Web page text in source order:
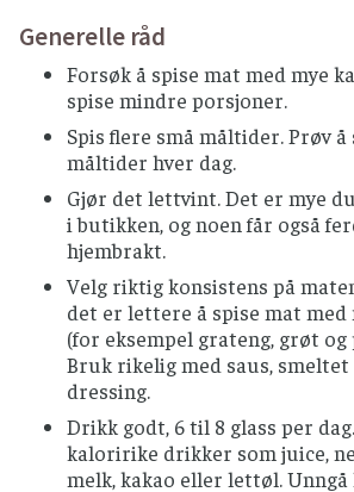
Generelle råd
Forsøk å spise mat med mye
spise mindre porsjoner.
Spis flere små måltider. Prøv
måltider hver dag.
Gjør det lettvint. Det er mye
i butikken, og noen får også
hjembrakt.
Velg riktig konsistens på
det er lettere å spise mat med
(for eksempel grateng, grøt
Bruk rikelig med saus,
dressing.
Drikk godt, 6 til 8 glass per
kaloririke drikker som juice,
melk, kakao eller lettøl.